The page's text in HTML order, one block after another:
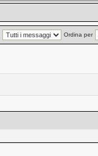
Ordina per